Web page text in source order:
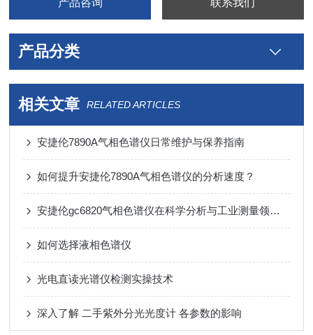
产品咨询 联系我们
产品分类
相关文章 RELATED ARTICLES
安捷伦7890A气相色谱仪日常维护与保养指南
如何提升安捷伦7890A气相色谱仪的分析速度？
安捷伦gc6820气相色谱仪在科学分析与工业测量领域的价值
如何选择液相色谱仪
光电直读光谱仪检测实操技术
深入了解 二手紫外分光光度计 各参数的影响